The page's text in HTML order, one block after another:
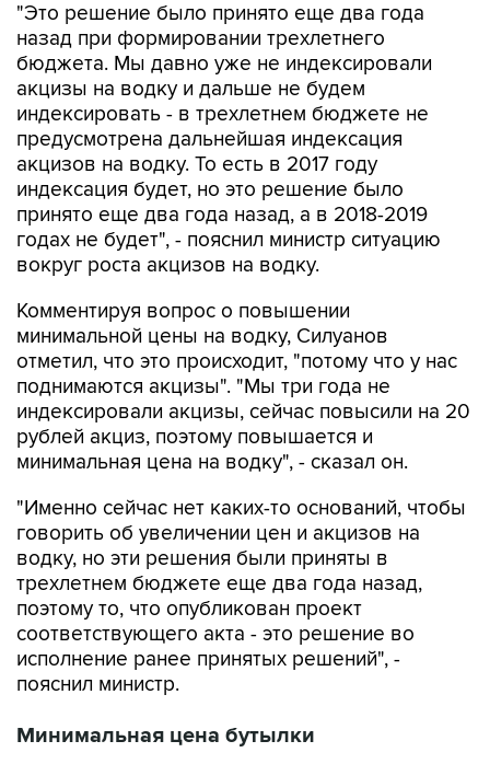
"Это решение было принято еще два года
назад при формировании трехлетнего
бюджета. Мы давно уже не индексировали
акцизы на водку и дальше не будем
индексировать - в трехлетнем бюджете не
предусмотрена дальнейшая индексация
акцизов на водку. То есть в 2017 году
индексация будет, но это решение было
принято еще два года назад, а в 2018-2019
годах не будет", - пояснил министр ситуацию
вокруг роста акцизов на водку.
Комментируя вопрос о повышении
минимальной цены на водку, Силуанов
отметил, что это происходит, "потому что у нас
поднимаются акцизы". "Мы три года не
индексировали акцизы, сейчас повысили на 20
рублей акциз, поэтому повышается и
минимальная цена на водку", - сказал он.
"Именно сейчас нет каких-то оснований, чтобы
говорить об увеличении цен и акцизов на
водку, но эти решения были приняты в
трехлетнем бюджете еще два года назад,
поэтому то, что опубликован проект
соответствующего акта - это решение во
исполнение ранее принятых решений", -
пояснил министр.
Минимальная цена бутылки